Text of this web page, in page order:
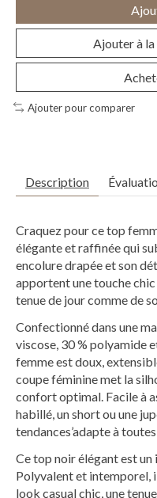
Ajouter à
Ajouter pour comparer
Description
Craquez pour cetop
élégante et raffinée qui
encolure drapéeet son
apportent une touche
tenue de jour comme de
Confectionné dans une
viscose, 30 % polyamide
femmeest doux,
coupe féminine met la
confort optimal. Facile à
habillé, un short ou une
tendances’adapte à
Cetop noir élégantest un
Polyvalent et intemporel,
look casual chic, une